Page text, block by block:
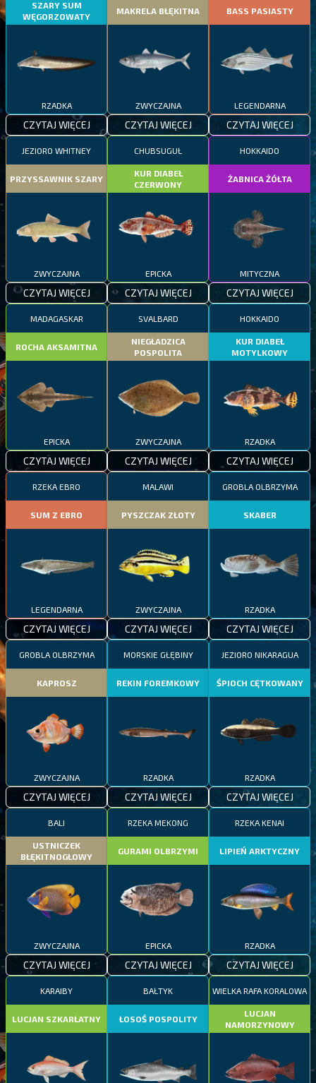
SZARY SUM
WĘGORZOWATY
RZADKA
CZYTAJ WIĘCEJ
MAKRELA BŁĘKITNA
ZWYCZAJNA
CZYTAJ WIĘCEJ
BASS PASIASTY
LEGENDARNA
CZYTAJ WIĘCEJ
JEZIORO WHITNEY
PRZYSSAWNIK SZARY
ZWYCZAJNA
CZYTAJ WIĘCEJ
CHUBSUGUŁ
KUR DIABEŁ
CZERWONY
EPICKA
CZYTAJ WIĘCEJ
HOKKAIDO
ŻABNICA ŻÓŁTA
MITYCZNA
CZYTAJ WIĘCEJ
MADAGASKAR
ROCHA AKSAMITNA
EPICKA
CZYTAJ WIĘCEJ
SVALBARD
NIEGŁADZICA
POSPOLITA
ZWYCZAJNA
CZYTAJ WIĘCEJ
HOKKAIDO
KUR DIABEŁ
MOTYLKOWY
RZADKA
CZYTAJ WIĘCEJ
RZEKA EBRO
SUM Z EBRO
LEGENDARNA
CZYTAJ WIĘCEJ
MALAWI
PYSZCZAK ZŁOTY
ZWYCZAJNA
CZYTAJ WIĘCEJ
GROBLA OLBRZYMA
SKABER
RZADKA
CZYTAJ WIĘCEJ
GROBLA OLBRZYMA
KAPROSZ
ZWYCZAJNA
CZYTAJ WIĘCEJ
MORSKIE GŁĘBINY
REKIN FOREMKOWY
RZADKA
CZYTAJ WIĘCEJ
JEZIORO NIKARAGUA
ŚPIOCH CĘTKOWANY
RZADKA
CZYTAJ WIĘCEJ
BALI
USTNICZEK
BŁĘKITNOGŁOWY
ZWYCZAJNA
CZYTAJ WIĘCEJ
RZEKA MEKONG
GURAMI OLBRZYMI
EPICKA
CZYTAJ WIĘCEJ
RZEKA KENAI
LIPIEŃ ARKTYCZNY
RZADKA
CZYTAJ WIĘCEJ
KARAIBY
LUCJAN SZKARŁATNY
BAŁTYK
ŁOSOŚ POSPOLITY
WIELKA RAFA KORALOWA
LUCJAN
NAMORZYNOWY